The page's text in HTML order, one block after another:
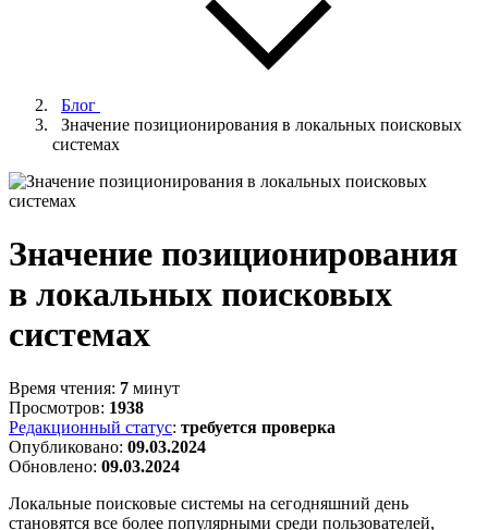
Блог
Значение позиционирования в локальных поисковых
системах
Значение позиционирования
в локальных поисковых
системах
Время чтения: 7 минут
Просмотров: 1938
Редакционный статус: требуется проверка
Опубликовано: 09.03.2024
Обновлено: 09.03.2024
Локальные поисковые системы на сегодняшний день
становятся все более популярными среди пользователей,